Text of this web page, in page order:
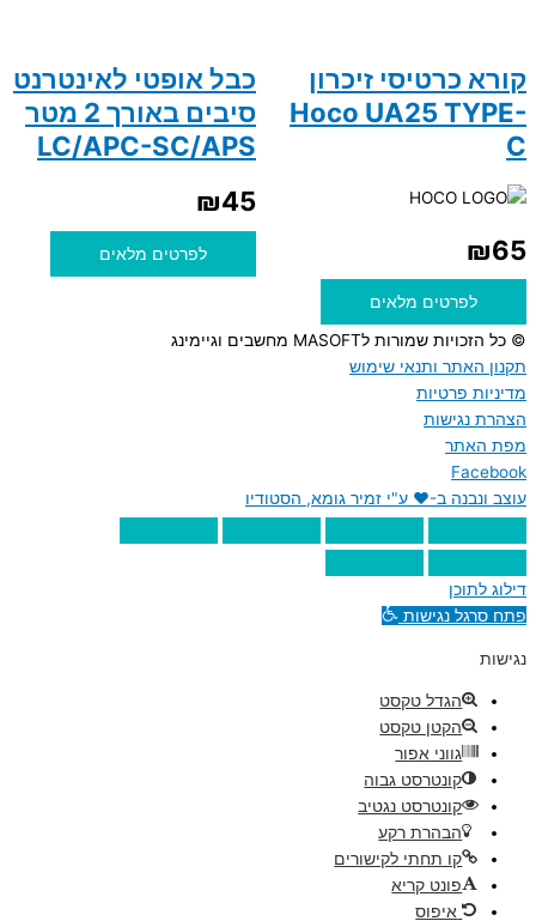
קורא כרטיסי זיכרון
Hoco UA25 TYPE-
C
₪65
לפרטים מלאים
כבל אופטי לאינטרנט
סיבים באורך 2 מטר
LC/APC-SC/APS
₪45
לפרטים מלאים
© כל הזכויות שמורות לMASOFT מחשבים וגיימינג
תקנון האתר ותנאי שימוש
מדיניות פרטיות
הצהרת נגישות
מפת האתר
Facebook
עוצב ונבנה ב-♥︎ ע"י זמיר גומא, הסטודיו
דילוג לתוכן
פתח סרגל נגישות
נגישות
הגדל טקסט
הקטן טקסט
גווני אפור
קונטרסט גבוה
קונטרסט נגטיב
הבהרת רקע
קו תחתי לקישורים
פונט קריא
איפוס